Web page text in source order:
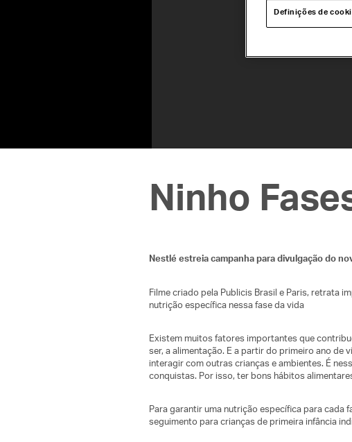
Ninho
Nestlé estreia campanha para divulgação do
Filme criado pela Publicis Brasil e Paris, retrata
nutrição específica nessa fase da vida
Existem muitos fatores importantes que
ser, a alimentação. E a partir do primeiro ano de
interagir com outras crianças e ambientes. É
conquistas. Por isso, ter bons hábitos
Para garantir uma nutrição específica para cada
seguimento para crianças de primeira infância
Definições de